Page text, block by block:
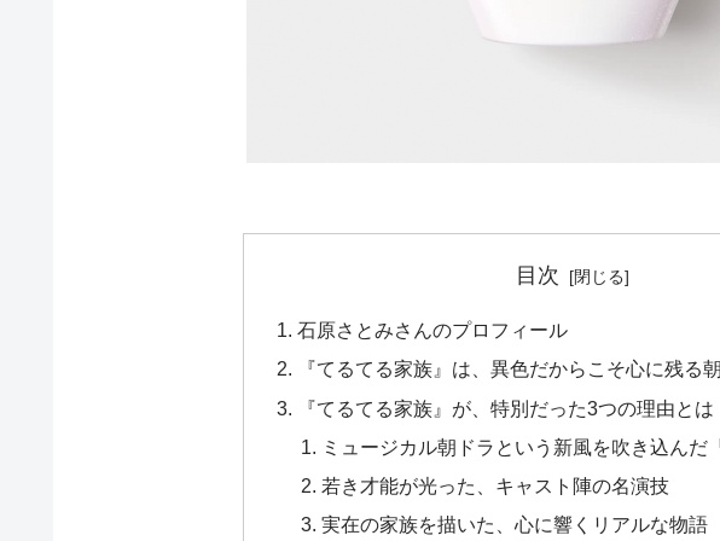
目次
石原さとみさんのプロフィール
『てるてる家族』は、異色だからこそ心に残る
『てるてる家族』が、特別だった3つの理由とは
ミュージカル朝ドラという新風を吹き込んだ
若き才能が光った、キャスト陣の名演技
実在の家族を描いた、心に響くリアルな物語